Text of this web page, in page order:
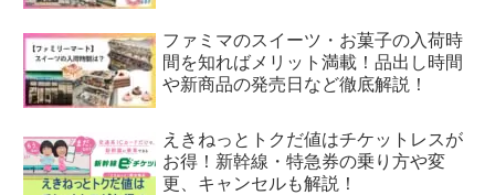
ファミマのスイーツ・お菓子の入荷時
間を知ればメリット満載！品出し時間
や新商品の発売日など徹底解説！
えきねっとトクだ値はチケットレスが
お得！新幹線・特急券の乗り方や変
更、キャンセルも解説！